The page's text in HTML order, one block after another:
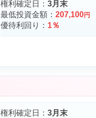
権利確定日： 3月末
最低投資金額： 207,100円
優待利回り： 1％
権利確定日： 3月末